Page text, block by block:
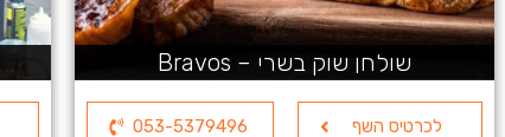
שולחן שוק בשרי – Bravos
לכרטיס השף 053-5379496